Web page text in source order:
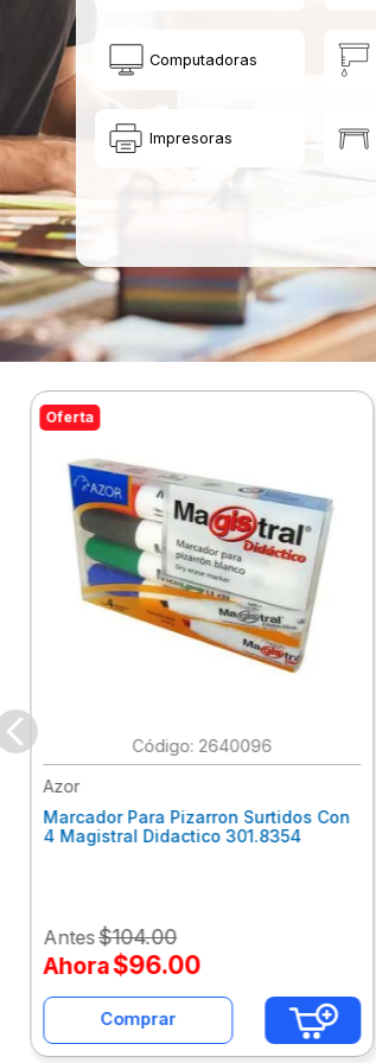
Computadoras
Impresoras
Oferta
: 2640096
Azor
Marcador Para Pizarron Surtidos Con
4 Magistral Didactico 301.8354
Antes$104.00
Ahora$96.00
Comprar